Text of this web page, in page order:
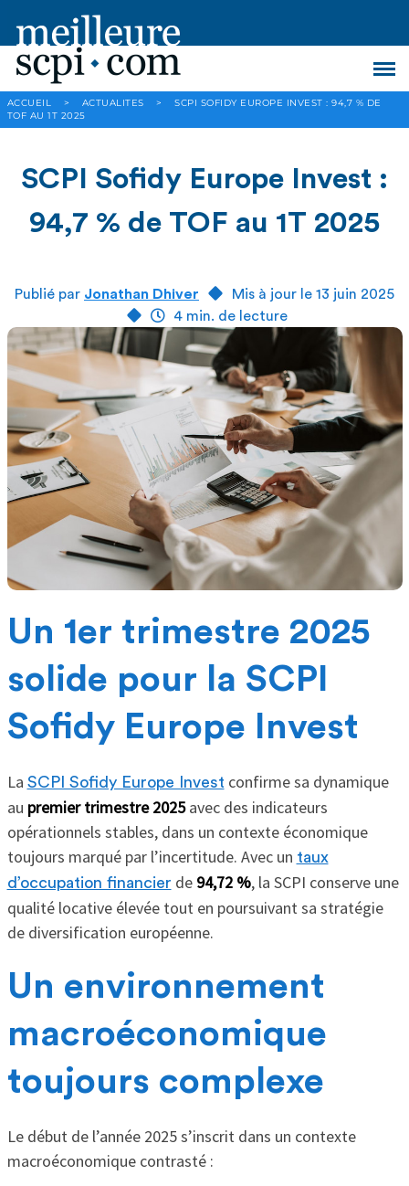
ACCUEIL > ACTUALITES >
SCPI SOFIDY EUROPE INVEST : 94,7 % DE
TOF AU 1T 2025
SCPI Sofidy Europe Invest :
94,7 % de TOF au 1T 2025
Publié par Jonathan Dhiver
Mis à jour le 13 juin 2025
4 min. de lecture
Un 1er trimestre 2025
solide pour la SCPI
Sofidy Europe Invest
La SCPI Sofidy Europe Invest confirme sa dynamique
au premier trimestre 2025avec des indicateurs
opérationnels stables, dans un contexte économique
toujours marqué par l’incertitude. Avec un taux
d’occupation financier de 94,72 %, la SCPI conserve une
qualité locative élevée tout en poursuivant sa stratégie
de diversification européenne.
Un environnement
macroéconomique
toujours complexe
Le début de l’année 2025 s’inscrit dans un contexte
macroéconomique contrasté :